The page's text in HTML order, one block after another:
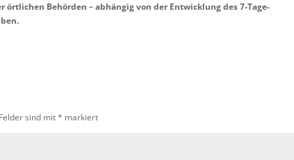
Behörden – abhängig von der Entwicklung des 7-Tage-
sind mit* markiert